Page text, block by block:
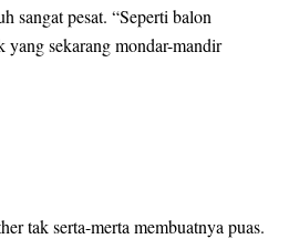
sangat pesat. “Seperti balon
yang sekarang mondar-mandir
tak serta-merta membuatnya puas.